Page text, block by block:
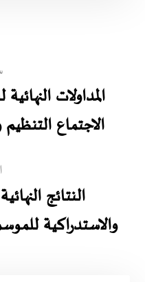
المداولات
الاجتماع
النتائج
والاستدراكية للموسم